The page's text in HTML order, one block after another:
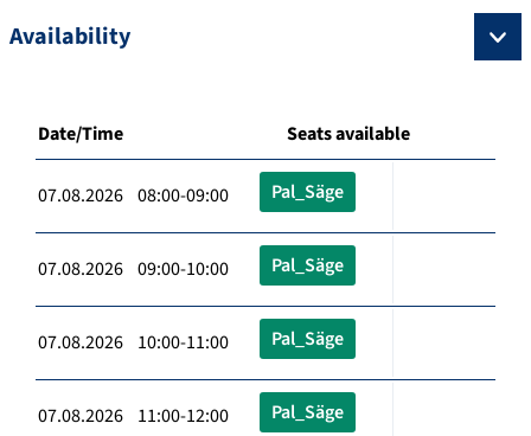
Availability
Date/Time Seats available
07.08.2026 08:00-09:00 Pal_Säge
07.08.2026 09:00-10:00 Pal_Säge
07.08.2026 10:00-11:00 Pal_Säge
07.08.2026 11:00-12:00 Pal_Säge